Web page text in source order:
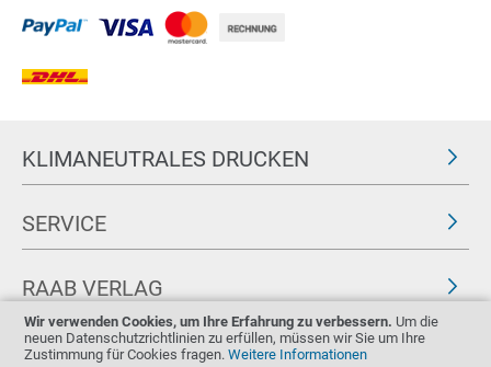
Wir verwenden Cookies, um Ihre Erfahrung zu verbessern. Um die
neuen Datenschutzrichtlinien zu erfüllen, müssen wir Sie um Ihre
Zustimmung für Cookies fragen. Weitere Informationen
KLIMANEUTRALES DRUCKEN
SERVICE
RAAB VERLAG
FOLGEN SIE UNS ZERTIFIKATE